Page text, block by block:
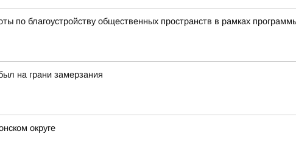
по благоустройству общественных пространств в рамках
на грани замерзания
округе